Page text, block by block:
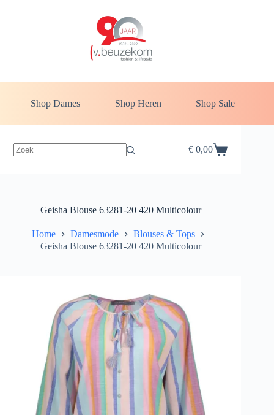
Shop Dames Shop Heren Shop Sale
Winkelwagen
€0,00
Geisha Blouse 63281-20 420 Multicolour
Home Damesmode
Blouses & Tops
Geisha Blouse 63281-20 420 Multicolour